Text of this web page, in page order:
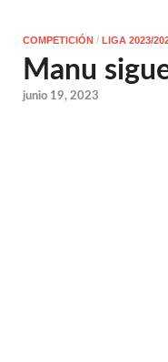
COMPETICIÓN / LIGA 2023/
Manu
junio 19, 2023